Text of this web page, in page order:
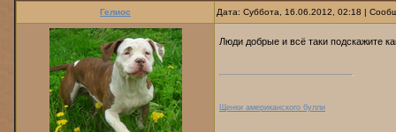
Гелиос Дата: Суббота, 16.06.2012, 02:18 |
Люди добрые и всё таки подскажите
Щенки американского булли